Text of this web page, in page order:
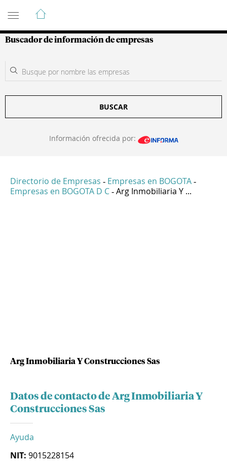
Guía de Empresas Colombianas
Buscador de información de empresas
BUSCAR
Información ofrecida por:
Directorio de Empresas - Empresas en BOGOTA -
Empresas en BOGOTA D C - Arg Inmobiliaria Y ...
Arg Inmobiliaria Y Construcciones Sas
Datos de contacto de Arg Inmobiliaria Y
Construcciones Sas
Ayuda
NIT: 9015228154